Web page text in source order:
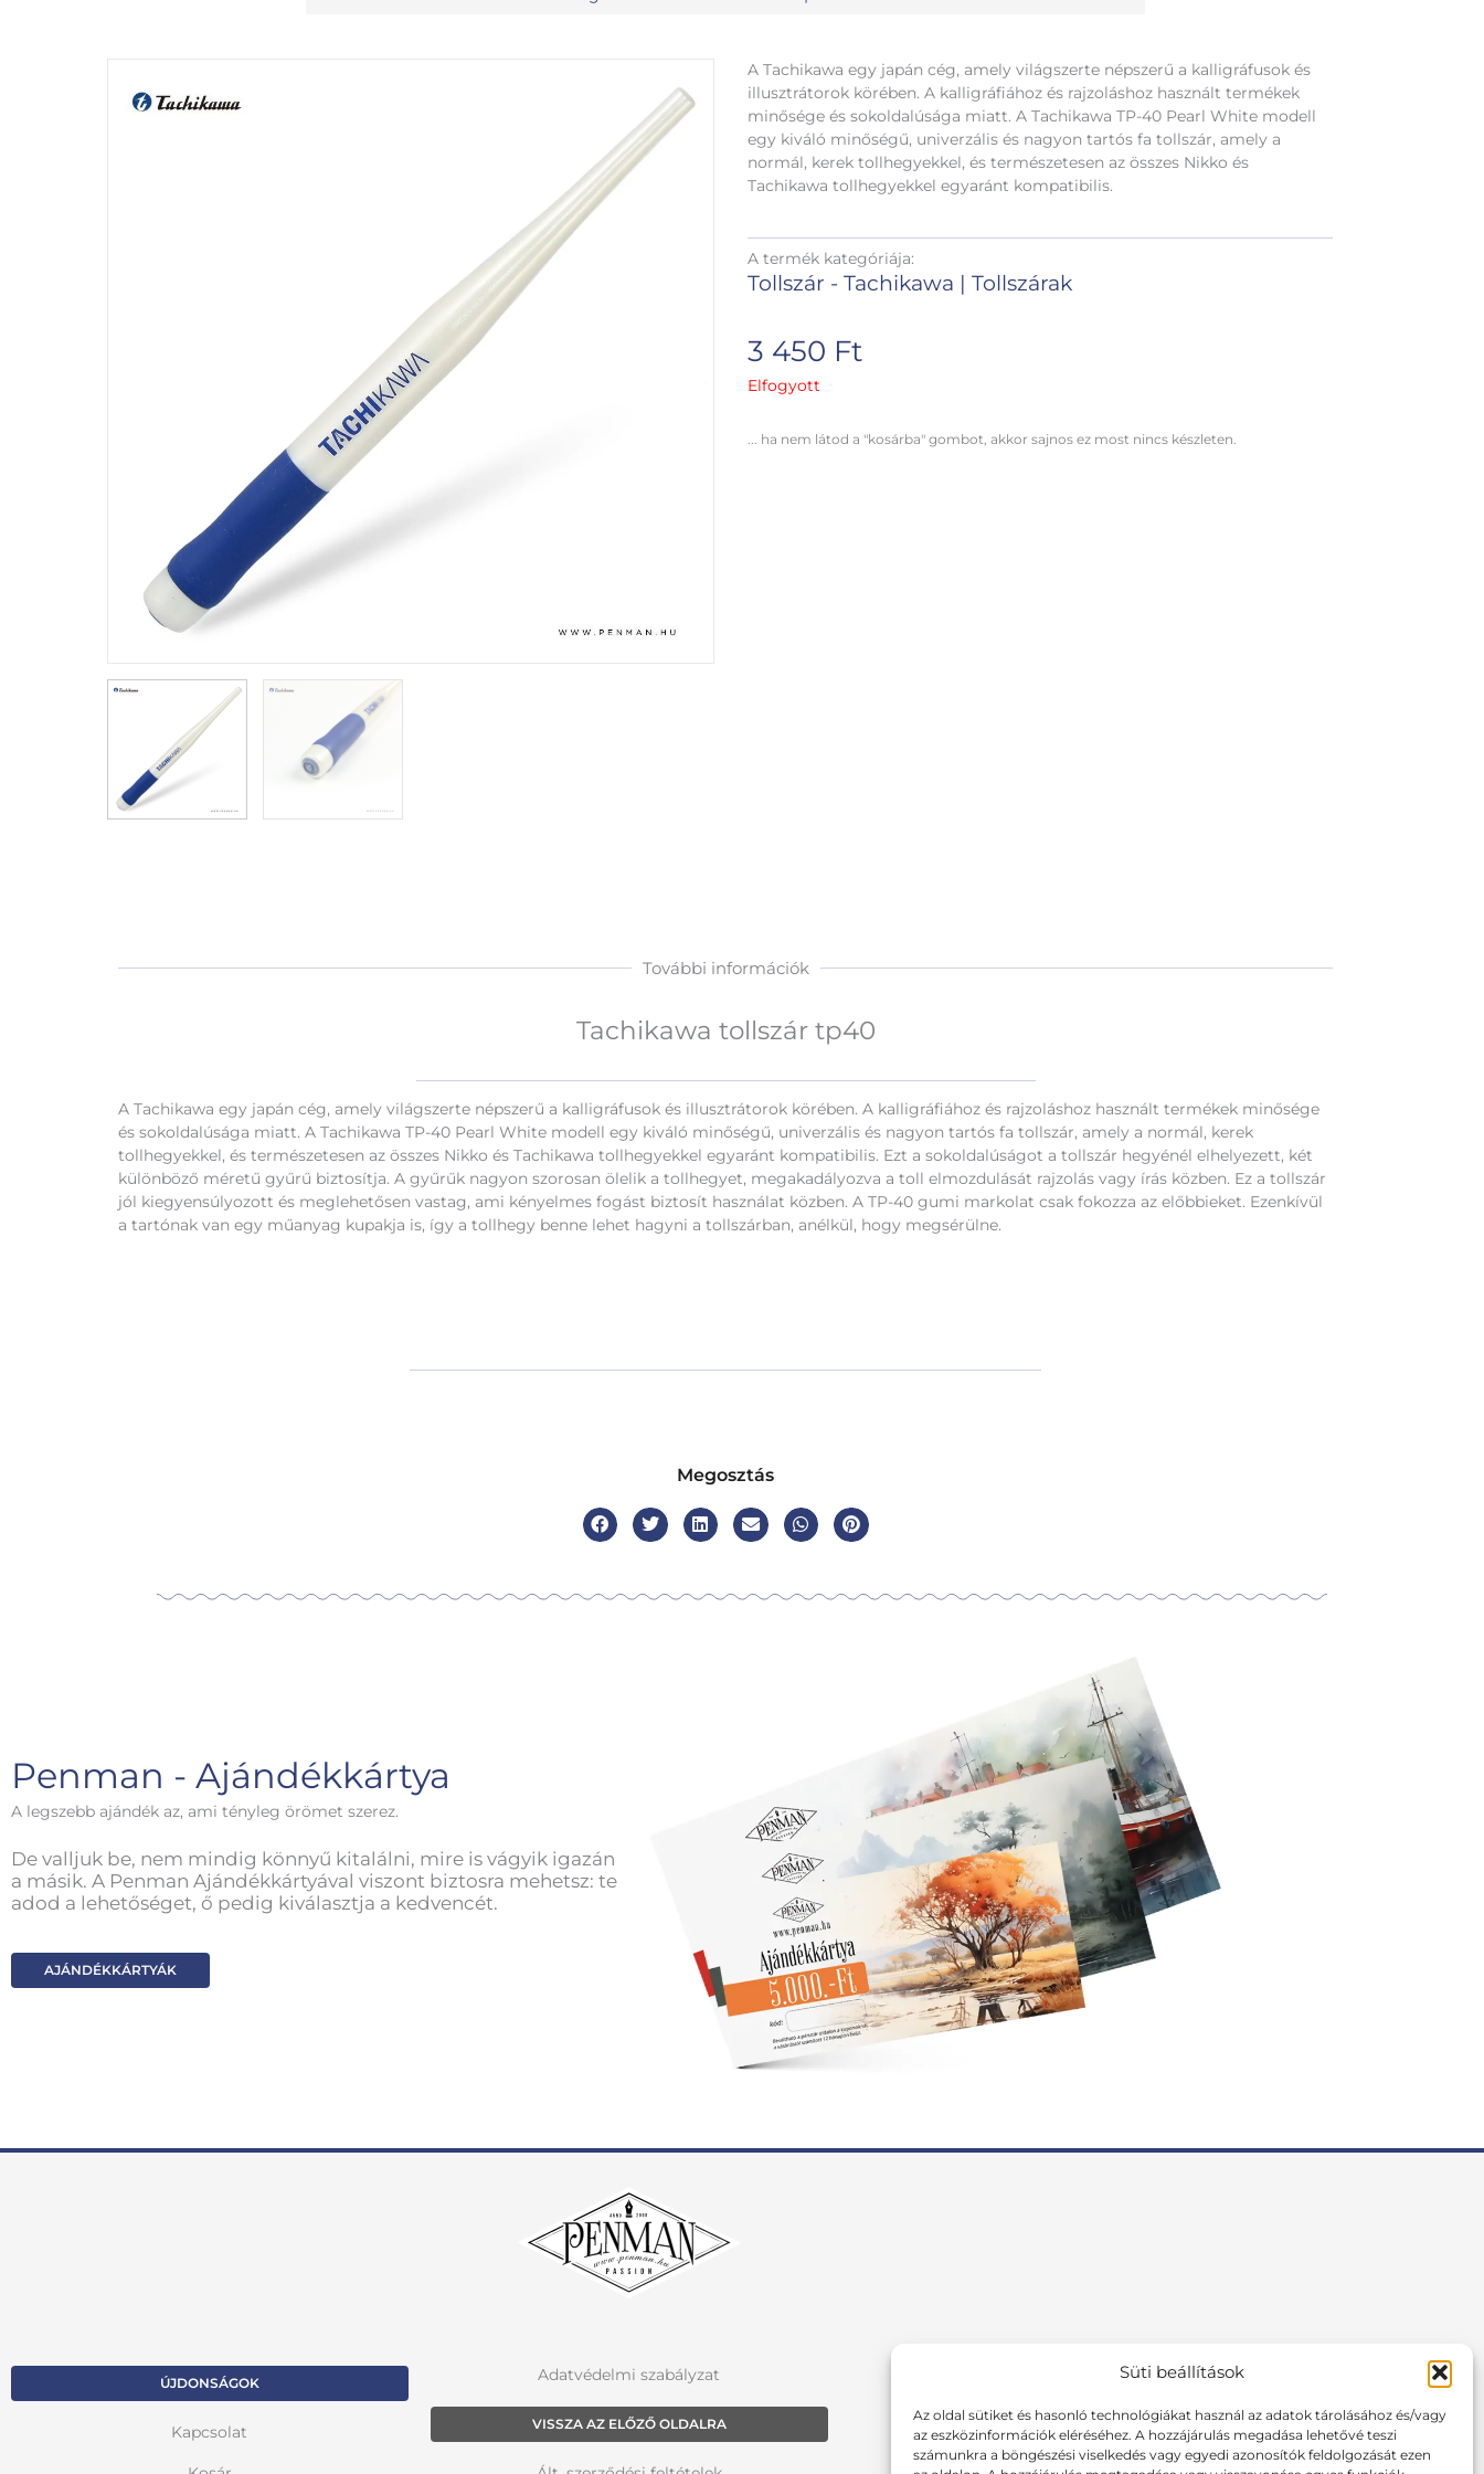
Süti beállítások
Az oldal sütiket és hasonló technológiákat használ az adatok tárolásához és/vagy
az eszközinformációk eléréséhez. A hozzájárulás megadása lehetővé teszi
számunkra a böngészési viselkedés vagy egyedi azonosítók feldolgozását ezen
A Tachikawa egy japán cég, amely világszerte népszerű a kalligráfusok és
illusztrátorok körében. A kalligráfiához és rajzoláshoz használt termékek
minősége és sokoldalúsága miatt. A Tachikawa TP-40 Pearl White modell
egy kiváló minőségű, univerzális és nagyon tartós fa tollszár, amely a
normál, kerek tollhegyekkel, és természetesen az összes Nikko és
Tachikawa tollhegyekkel egyaránt kompatibilis.
A termék kategóriája:
Tollszár - Tachikawa | Tollszárak
3 450 Ft
Elfogyott
... ha nem látod a "kosárba" gombot, akkor sajnos ez most nincs készleten.
További információk
Tachikawa tollszár tp40
A Tachikawa egy japán cég, amely világszerte népszerű a kalligráfusok és illusztrátorok körében. A kalligráfiához és rajzoláshoz használt termékek minősége
és sokoldalúsága miatt. A Tachikawa TP-40 Pearl White modell egy kiváló minőségű, univerzális és nagyon tartós fa tollszár, amely a normál, kerek
tollhegyekkel, és természetesen az összes Nikko és Tachikawa tollhegyekkel egyaránt kompatibilis. Ezt a sokoldalúságot a tollszár hegyénél elhelyezett, két
különböző méretű gyűrű biztosítja. A gyűrűk nagyon szorosan ölelik a tollhegyet, megakadályozva a toll elmozdulását rajzolás vagy írás közben. Ez a tollszár
jól kiegyensúlyozott és meglehetősen vastag, ami kényelmes fogást biztosít használat közben. A TP-40 gumi markolat csak fokozza az előbbieket. Ezenkívül
a tartónak van egy műanyag kupakja is, így a tollhegy benne lehet hagyni a tollszárban, anélkül, hogy megsérülne.
Megosztás
Penman - Ajándékkártya
A legszebb ajándék az, ami tényleg örömet szerez.
De valljuk be, nem mindig könnyű kitalálni, mire is vágyik igazán
a másik. A Penman Ajándékkártyával viszont biztosra mehetsz: te
adod a lehetőséget, ő pedig kiválasztja a kedvencét.
AJÁNDÉKKÁRTYÁK
ÚJDONSÁGOK
Kapcsolat
Adatvédelmi szabályzat
VISSZA AZ ELŐZŐ OLDALRA
c
e
b
s
t
a
P
n
t
e